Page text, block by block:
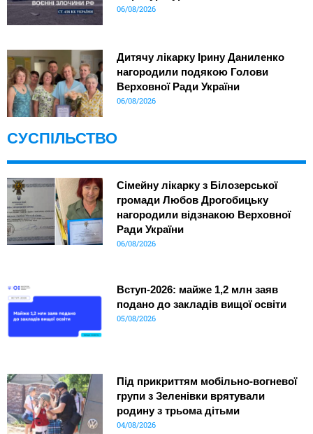
06/08/2026
Дитячу лікарку Ірину Даниленко
нагородили подякою Голови
Верховної Ради України
06/08/2026
СУСПІЛЬСТВО
Сімейну лікарку з Білозерської
громади Любов Дрогобицьку
нагородили відзнакою Верховної
Ради України
06/08/2026
Вступ-2026: майже 1,2 млн заяв
подано до закладів вищої освіти
05/08/2026
Під прикриттям мобільно-вогневої
групи з Зеленівки врятували
родину з трьома дітьми
04/08/2026